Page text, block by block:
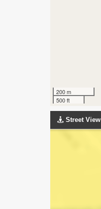
200 m
500 ft
Street View